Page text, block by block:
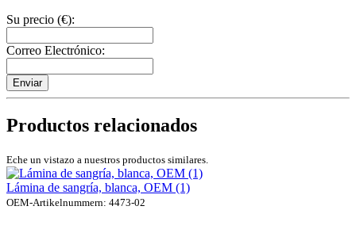
Su precio (€):
Correo Electrónico:
Enviar
Productos relacionados
Eche un vistazo a nuestros productos similares.
Lámina de sangría, blanca, OEM (1)
OEM-Artikelnummern: 4473-02